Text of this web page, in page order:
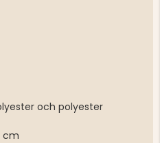
och polyester
cm